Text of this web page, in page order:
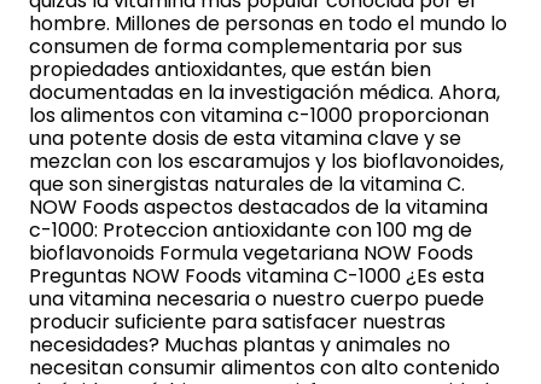
hombre. Millones de personas en todo el mundo lo
consumen de forma complementaria por sus
propiedades antioxidantes, que están bien
documentadas en la investigación médica. Ahora,
los alimentos con vitamina c-1000 proporcionan
una potente dosis de esta vitamina clave y se
mezclan con los escaramujos y los bioflavonoides,
que son sinergistas naturales de la vitamina C.
NOW Foods aspectos destacados de la vitamina
c-1000: Proteccion antioxidante con 100 mg de
bioflavonoids Formula vegetariana NOW Foods
Preguntas NOW Foods vitamina C-1000 ¿Es esta
una vitamina necesaria o nuestro cuerpo puede
producir suficiente para satisfacer nuestras
necesidades? Muchas plantas y animales no
necesitan consumir alimentos con alto contenido